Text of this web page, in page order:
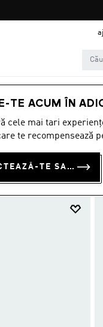
TE ACUM ÎN
cele mai tari
te recompensează
CONECTEAZĂ-TE SAU ÎNSCRIE-TE ACUM